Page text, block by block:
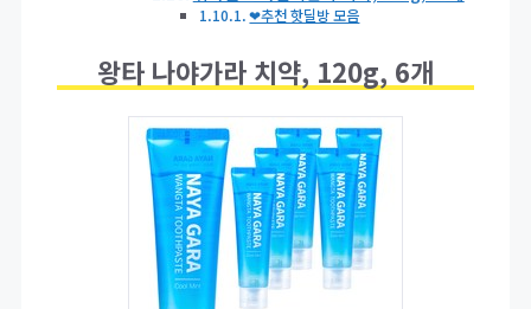
❤추천 핫딜방 모음
왕타 나야가라 치약, 120g, 6개